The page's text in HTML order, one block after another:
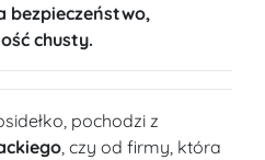
bezpieczeństwo,
chusty.
pochodzi z
, czy od firmy, która